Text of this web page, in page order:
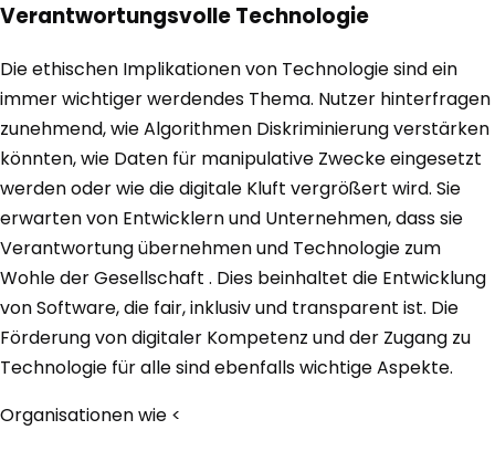
Verantwortungsvolle Technologie
Die ethischen Implikationen von Technologie sind ein
immer wichtiger werdendes Thema. Nutzer hinterfragen
zunehmend, wie Algorithmen Diskriminierung verstärken
könnten, wie Daten für manipulative Zwecke eingesetzt
werden oder wie die digitale Kluft vergrößert wird. Sie
erwarten von Entwicklern und Unternehmen, dass sie
Verantwortung übernehmen und Technologie zum
Wohle der Gesellschaft . Dies beinhaltet die Entwicklung
von Software, die fair, inklusiv und transparent ist. Die
Förderung von digitaler Kompetenz und der Zugang zu
Technologie für alle sind ebenfalls wichtige Aspekte.
Organisationen wie <